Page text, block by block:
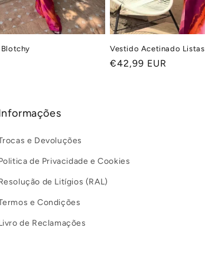
Vestido Acetinado Listas
Preço
€42,99 EUR
e Devoluções
de Privacidade e Cookies
de Litígios (RAL)
e Condições
de Reclamações